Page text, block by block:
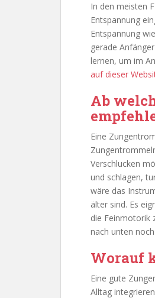
In den meisten
Entspannung
Entspannung
gerade
lernen, um im
auf dieser
Ab
Eine
Verschlucken
und schlagen,
wäre das
älter sind. Es
die Feinmotorik
nach unten
Worauf
Eine gute
Alltag